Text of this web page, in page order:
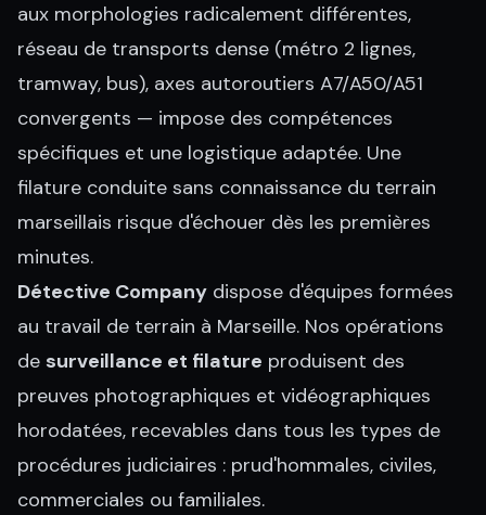
aux morphologies radicalement différentes,
réseau de transports dense (métro 2 lignes,
tramway, bus), axes autoroutiers A7/A50/A51
convergents — impose des compétences
spécifiques et une logistique adaptée. Une
filature conduite sans connaissance du terrain
marseillais risque d'échouer dès les premières
minutes.
Détective Company dispose d'équipes formées
au travail de terrain à Marseille. Nos opérations
de surveillance et filature produisent des
preuves photographiques et vidéographiques
horodatées, recevables dans tous les types de
procédures judiciaires : prud'hommales, civiles,
commerciales ou familiales.